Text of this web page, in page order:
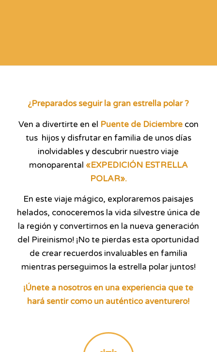
¿Preparados seguir la gran estrella polar ?
Ven a divertirte en el Puente de Diciembrecon
tus hijos y disfrutar en familia de unos días
inolvidables y descubrir nuestro viaje
monoparental «EXPEDICIÓN ESTRELLA
POLAR».
En este viaje mágico, exploraremos paisajes
helados, conoceremos la vida silvestre única de
la región y convertirnos en la nueva generación
del Pireinismo! ¡No te pierdas esta oportunidad
de crear recuerdos invaluables en familia
mientras perseguimos la estrella polar juntos!
¡Únete a nosotros en una experiencia que te
hará sentir como un auténtico aventurero!